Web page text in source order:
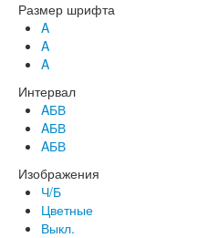
Размер шрифта
A
A
A
Интервал
AБВ
AБВ
AБВ
Изображения
Ч/Б
Цветные
Выкл.